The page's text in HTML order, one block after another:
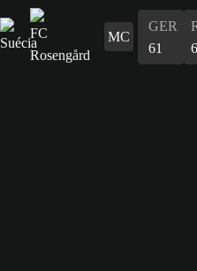
MC
GER
61